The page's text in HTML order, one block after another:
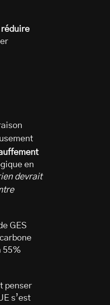
réduire
en
devrait
GES
55%
penser
s’est